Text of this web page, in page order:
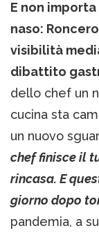
E non
naso:
visibilità
dibattito
dello chef un
cucina sta
un nuovo
chef finisce il
rincasa. E
giorno dopo
pandemia, a